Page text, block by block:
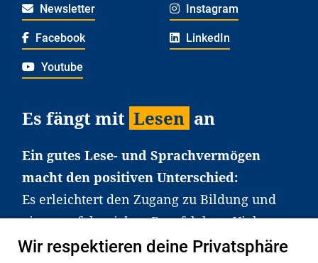
Newsletter Instagram
Facebook LinkedIn
Youtube
Es fängt mit Lesen an
Ein gutes Lese- und Sprachvermögen
macht den positiven Unterschied:
Es erleichtert den Zugang zu Bildung und
einem erfolgreichen Berufsleben. Viele
Kinder und Jugendliche in Deutschland
Wir respektieren deine Privatsphäre